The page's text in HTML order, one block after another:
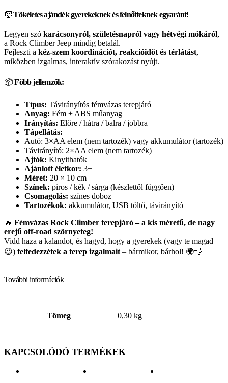
🧒Tökéletes ajándék gyerekeknek és felnőtteknek egyaránt!
Legyen szó karácsonyról, születésnapról vagy hétvégi mókáról,
a Rock Climber Jeep mindig betalál.
Fejleszti a kéz-szem koordinációt, reakcióidőt és térlátást,
miközben izgalmas, interaktív szórakozást nyújt.
📦Főbb jellemzők:
Típus: Távirányítós fémvázas terepjáró
Anyag: Fém + ABS műanyag
Irányítás: Előre / hátra / balra / jobbra
Tápellátás:
Autó: 3×AA elem (nem tartozék) vagy akkumulátor (tartozék)
Távirányító: 2×AA elem (nem tartozék)
Ajtók: Kinyithatók
Ajánlott életkor: 3+
Méret: 20 × 10 cm
Színek: piros / kék / sárga (készlettől függően)
Csomagolás: színes doboz
Tartozékok: akkumulátor, USB töltő, távirányító
🔥 Fémvázas Rock Climber terepjáró – a kis méretű, de nagy
erejű off-road szörnyeteg!
Vidd haza a kalandot, és hagyd, hogy a gyerekek (vagy te magad
😉) felfedezzétek a terep izgalmait – bármikor, bárhol! 🌍💨
További információk
Tömeg 0,30 kg
KAPCSOLÓDÓ TERMÉKEK